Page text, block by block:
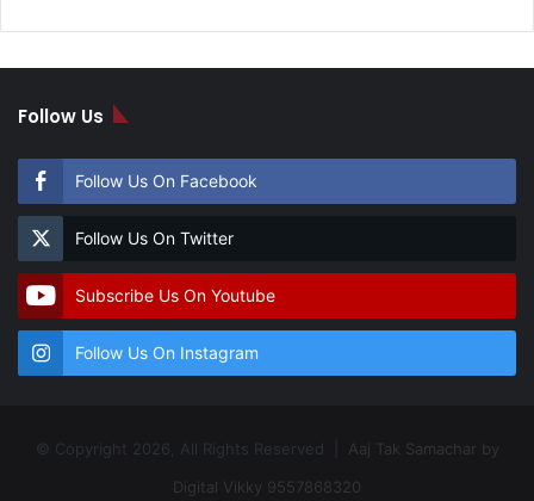
Follow Us
Follow Us On Facebook
Follow Us On Twitter
Subscribe Us On Youtube
Follow Us On Instagram
© Copyright 2026, All Rights Reserved | Aaj Tak Samachar by
Digital Vikky 9557868320